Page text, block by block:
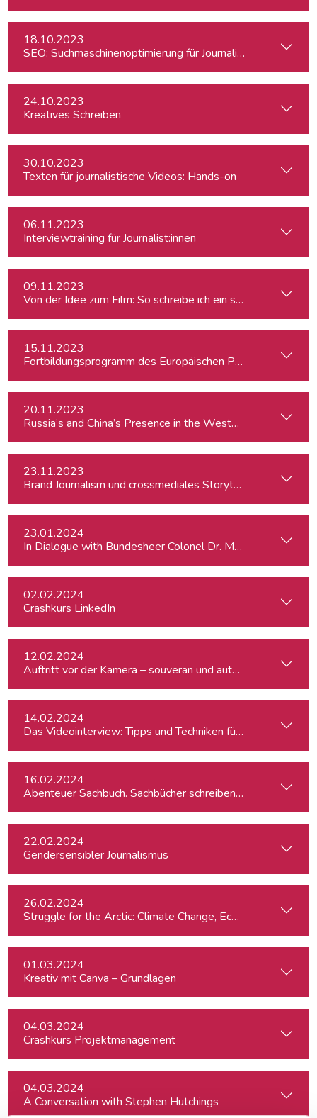
18.10.2023
SEO: Suchmaschinenoptimierung für Journalist:innen
24.10.2023
Kreatives Schreiben
30.10.2023
Texten für journalistische Videos: Hands-on
06.11.2023
Interviewtraining für Journalist:innen
09.11.2023
Von der Idee zum Film: So schreibe ich ein schlüssiges
15.11.2023
Fortbildungsprogramm des Europäischen Parlaments für
20.11.2023
23.11.2023
Brand Journalism und crossmediales Storytelling
23.01.2024
In Dialogue with Bundesheer Colonel Dr. Markus Reisner
02.02.2024
Crashkurs LinkedIn
12.02.2024
Auftritt vor der Kamera – souverän und authentisch
14.02.2024
Das Videointerview: Tipps und Techniken für TV und Web
16.02.2024
Abenteuer Sachbuch. Sachbücher schreiben für
22.02.2024
Gendersensibler Journalismus
26.02.2024
01.03.2024
Kreativ mit Canva – Grundlagen
04.03.2024
Crashkurs Projektmanagement
04.03.2024
A Conversation with Stephen Hutchings